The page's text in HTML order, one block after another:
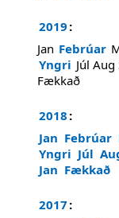
2019 :
Jan Febrúar
Yngri Júl Aug
Fækkað
2018 :
Jan Febrúar
Yngri Júl
Jan Fækkað
2017 :